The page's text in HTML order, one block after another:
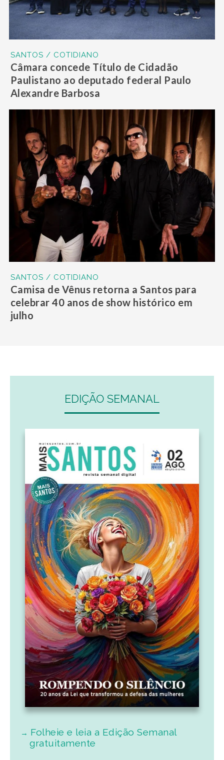
SANTOS / COTIDIANO
Câmara concede Título de Cidadão
Paulistano ao deputado federal Paulo
Alexandre Barbosa
SANTOS / COTIDIANO
Camisa de Vênus retorna a Santos para
celebrar 40 anos de show histórico em
julho
EDIÇÃO SEMANAL
Folheie e leia a Edição Semanal
gratuitamente